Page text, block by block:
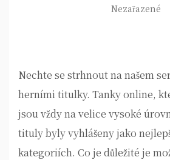
Nezařazené
Nechte se strhnout na našem
herními titulky. Tanky online,
jsou vždy na velice vysoké
tituly byly vyhlášeny jako
kategoriích. Co je důležité je